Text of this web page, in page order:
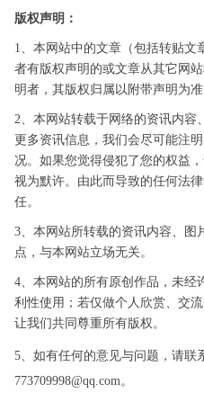
容为证书编号，在英文标志的正
下方，由英文字母和数字以及短
横线组成，标志图案整体风格和
谐、简洁、庄重、醒目。
2、标志图案主色调采用绿
色和黑色，背景为白色，绿色和
白色象征环保和洁净，黑色突出
庄重和权威。
3、图案中间英文字母CEP
是“Certification for
Environmental Products(环境
保护产品认证)”的缩写;包裹CEP
(CHINA)。整个图案英文字母缩
写CCEP寓意是“中国环境保护产
对应。
4、CEP 发音“赛普”，易上
口，且容易记住。
200X-XXX”为获证企业的证书编
方，字体为Times New
版权声明：
1、本网站中的文章（包括转贴文
者有版权声明的或文章从其它网
明者，其版权归属以附带声明为准
2、本网站转载于网络的资讯内容
更多资讯信息，我们会尽可能注
况。如果您觉得侵犯了您的权益
视为默许。由此而导致的任何法
任。
3、本网站所转载的资讯内容、图
点，与本网站立场无关。
4、本网站的所有原创作品，未经
利性使用；若仅做个人欣赏、交
让我们共同尊重所有版权。
5、如有任何的意见与问题，请联
773709998@qq.com。